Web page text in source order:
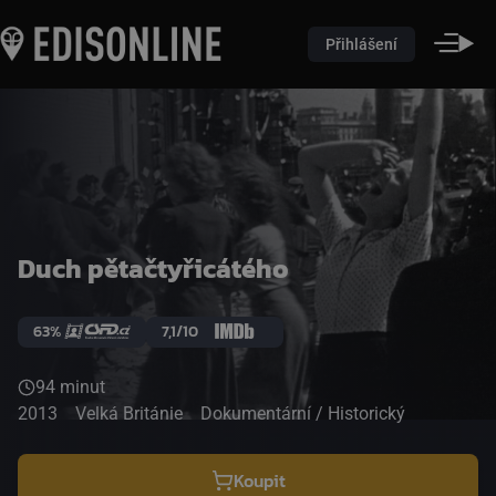
Přihlášení
Duch pětačtyřicátého
63% 7,1/10
94 minut
2013
Velká Británie Dokumentární / Historický
Koupit